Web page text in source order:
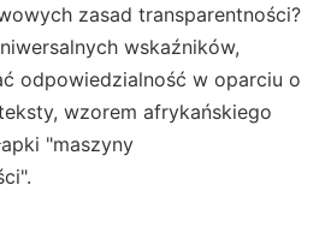
zasad transparentności?
wskaźników,
odpowiedzialność w oparciu o
wzorem afrykańskiego
"maszyny